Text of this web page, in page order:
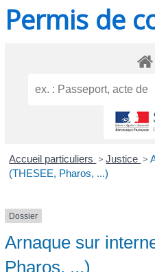
Permis de
Accueil particuliers > Justice >
(THESEE, Pharos, ...)
Dossier
Arnaque sur
Pharos, ...)